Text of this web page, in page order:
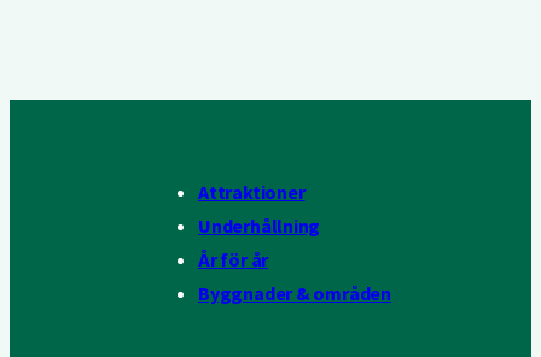
Attraktioner
Underhållning
År för år
Byggnader & områden